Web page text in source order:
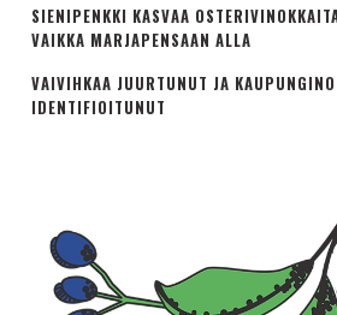
SIENIPENKKI KASVAA
VAIKKA MARJAPENSAAN ALLA
VAIVIHKAA JUURTUNUT JA
IDENTIFIOITUNUT